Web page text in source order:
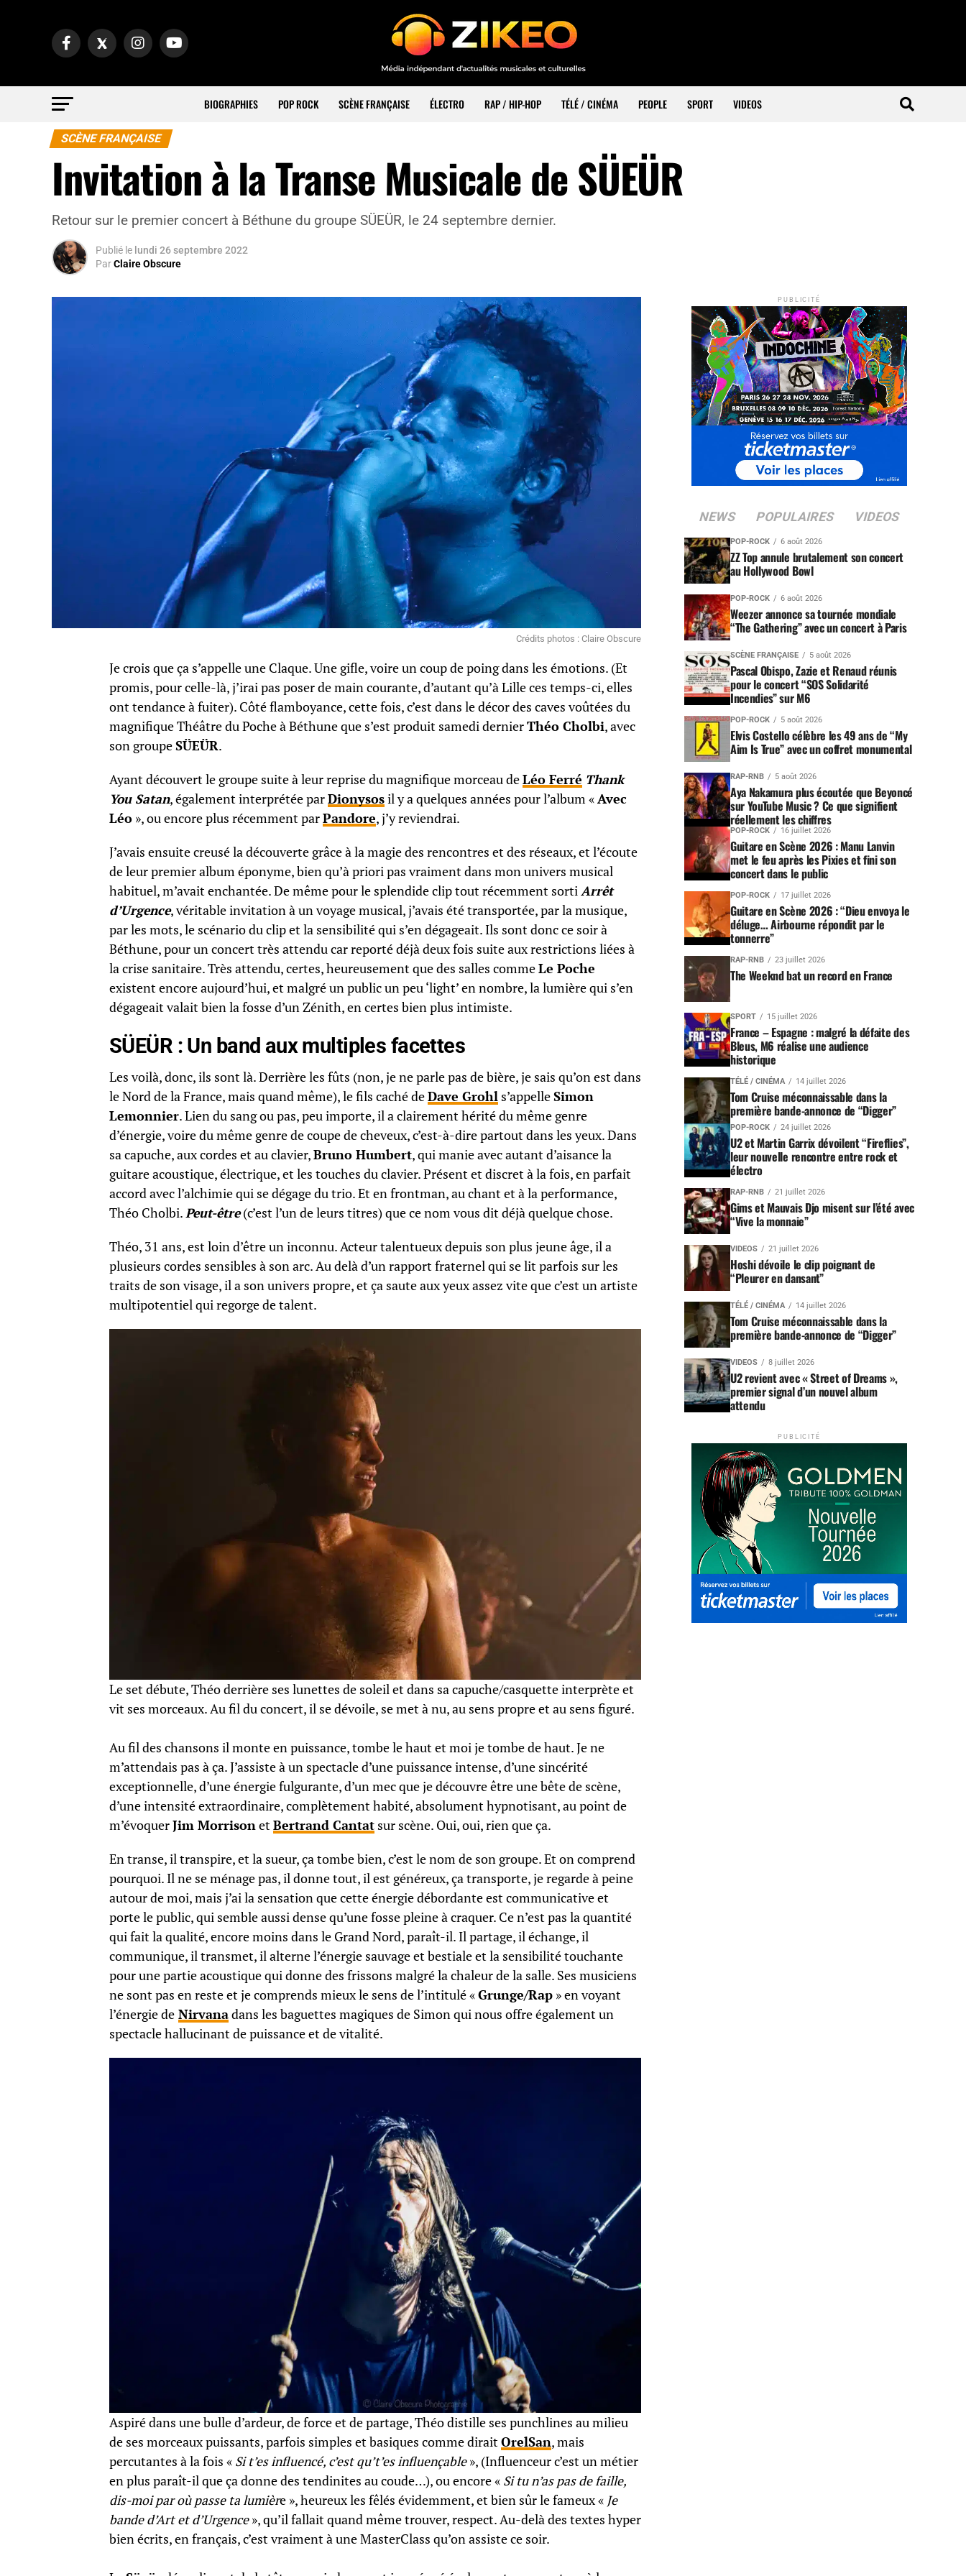
BIOGRAPHIES POP ROCK SCÈNE FRANÇAISE ÉLECTRO RAP / HIP-HOP TÉLÉ / CINÉMA PEOPLE SPORT VIDEOS
SCÈNE FRANÇAISE
Invitation à la Transe Musicale de SÜEÜR
Retour sur le premier concert à Béthune du groupe SÜEÜR, le 24 septembre dernier.
Publié le lundi 26 septembre 2022
ParClaire Obscure
Crédits photos : Claire Obscure
Je crois que ça s’appelle une Claque. Une gifle, voire un coup de poing dans les émotions. (Et
promis, pour celle-là, j’irai pas poser de main courante, d’autant qu’à Lille ces temps-ci, elles
ont tendance à fuiter). Côté flamboyance, cette fois, c’est dans le décor des caves voûtées du
magnifique Théâtre du Poche à Béthune que s’est produit samedi dernierThéo Cholbi, avec
son groupeSÜEÜR.
Ayant découvert le groupe suite à leur reprise du magnifique morceau deLéo Ferré Thank
You Satan, également interprétée parDionysosil y a quelques années pour l’album «Avec
Léo », ou encore plus récemment parPandore, j’y reviendrai.
J’avais ensuite creusé la découverte grâce à la magie des rencontres et des réseaux, et l’écoute
de leur premier album éponyme, bien qu’à priori pas vraiment dans mon univers musical
habituel, m’avait enchantée. De même pour le splendide clip tout récemment sortiArrêt
d’Urgence, véritable invitation à un voyage musical, j’avais été transportée, par la musique,
par les mots, le scénario du clip et la sensibilité qui s’en dégageait. Ils sont donc ce soir à
Béthune, pour un concert très attendu car reporté déjà deux fois suite aux restrictions liées à
la crise sanitaire. Très attendu, certes, heureusement que des salles commeLe Poche
existent encore aujourd’hui, et malgré un public un peu ‘light’ en nombre, la lumière qui s’en
dégageait valait bien la fosse d’un Zénith, en certes bien plus intimiste.
SÜEÜR : Un band aux multiples facettes
Les voilà, donc, ils sont là. Derrière les fûts (non, je ne parle pas de bière, je sais qu’on est dans
le Nord de la France, mais quand même), le fils caché deDave Grohl s’appelleSimon
Lemonnier. Lien du sang ou pas, peu importe, il a clairement hérité du même genre
d’énergie, voire du même genre de coupe de cheveux, c’est-à-dire partout dans les yeux. Dans
sa capuche, aux cordes et au clavier,Bruno Humbert, qui manie avec autant d’aisance la
guitare acoustique, électrique, et les touches du clavier. Présent et discret à la fois, en parfait
accord avec l’alchimie qui se dégage du trio. Et en frontman, au chant et à la performance,
Théo Cholbi.Peut-être(c’est l’un de leurs titres) que ce nom vous dit déjà quelque chose.
Théo, 31 ans, est loin d’être un inconnu. Acteur talentueux depuis son plus jeune âge, il a
plusieurs cordes sensibles à son arc. Au delà d’un rapport fraternel qui se lit parfois sur les
traits de son visage, il a son univers propre, et ça saute aux yeux assez vite que c’est un artiste
multipotentiel qui regorge de talent.
Le set débute, Théo derrière ses lunettes de soleil et dans sa capuche/casquette interprète et
vit ses morceaux. Au fil du concert, il se dévoile, se met à nu, au sens propre et au sens figuré.
Au fil des chansons il monte en puissance, tombe le haut et moi je tombe de haut. Je ne
m’attendais pas à ça. J’assiste à un spectacle d’une puissance intense, d’une sincérité
exceptionnelle, d’une énergie fulgurante, d’un mec que je découvre être une bête de scène,
d’une intensité extraordinaire, complètement habité, absolument hypnotisant, au point de
m’évoquerJim MorrisonetBertrand Cantat sur scène. Oui, oui, rien que ça.
En transe, il transpire, et la sueur, ça tombe bien, c’est le nom de son groupe. Et on comprend
pourquoi. Il ne se ménage pas, il donne tout, il est généreux, ça transporte, je regarde à peine
autour de moi, mais j’ai la sensation que cette énergie débordante est communicative et
porte le public, qui semble aussi dense qu’une fosse pleine à craquer. Ce n’est pas la quantité
qui fait la qualité, encore moins dans le Grand Nord, paraît-il. Il partage, il échange, il
communique, il transmet, il alterne l’énergie sauvage et bestiale et la sensibilité touchante
pour une partie acoustique qui donne des frissons malgré la chaleur de la salle. Ses musiciens
ne sont pas en reste et je comprends mieux le sens de l’intitulé «Grunge/Rap » en voyant
l’énergie de Nirvanadans les baguettes magiques de Simon qui nous offre également un
spectacle hallucinant de puissance et de vitalité.
Aspiré dans une bulle d’ardeur, de force et de partage, Théo distille ses punchlines au milieu
de ses morceaux puissants, parfois simples et basiques comme dirait OrelSan, mais
percutantes à la fois « Si t’es influencé, c’est qu’t’es influençable», (Influenceur c’est un métier
en plus paraît-il que ça donne des tendinites au coude…), ou encore « Si tu n’as pas de faille,
dis-moi par où passe ta lumière », heureux les fêlés évidemment, et bien sûr le fameux « Je
bande d’Art et d’Urgence», qu’il fallait quand même trouver, respect. Au-delà des textes hyper
bien écrits, en français, c’est vraiment à une MasterClass qu’on assiste ce soir.
PUBLICITÉ
NEWS POPULAIRES VIDEOS
POP-ROCK 6 août 2026
ZZ Top annule brutalement son concert
au Hollywood Bowl
POP-ROCK 6 août 2026
Weezer annonce sa tournée mondiale
“The Gathering” avec un concert à Paris
SCÈNE FRANÇAISE 5 août 2026
Pascal Obispo, Zazie et Renaud réunis
pour le concert “SOS Solidarité
Incendies” sur M6
POP-ROCK 5 août 2026
Elvis Costello célèbre les 49 ans de “My
Aim Is True” avec un coffret monumental
RAP-RNB 5 août 2026
Aya Nakamura plus écoutée que Beyoncé
sur YouTube Music ? Ce que signifient
réellement les chiffres
POP-ROCK 16 juillet 2026
Guitare en Scène 2026 : Manu Lanvin
met le feu après les Pixies et fini son
concert dans le public
POP-ROCK 17 juillet 2026
Guitare en Scène 2026 : “Dieu envoya le
déluge… Airbourne répondit par le
tonnerre”
RAP-RNB 23 juillet 2026
The Weeknd bat un record en France
SPORT 15 juillet 2026
France – Espagne : malgré la défaite des
Bleus, M6 réalise une audience
historique
TÉLÉ / CINÉMA 14 juillet 2026
Tom Cruise méconnaissable dans la
première bande-annonce de “Digger”
POP-ROCK 24 juillet 2026
U2 et Martin Garrix dévoilent “Fireflies”,
leur nouvelle rencontre entre rock et
électro
RAP-RNB 21 juillet 2026
Gims et Mauvais Djo misent sur l’été avec
“Vive la monnaie”
VIDEOS 21 juillet 2026
Hoshi dévoile le clip poignant de
“Pleurer en dansant”
TÉLÉ / CINÉMA 14 juillet 2026
Tom Cruise méconnaissable dans la
première bande-annonce de “Digger”
VIDEOS 8 juillet 2026
U2 revient avec « Street of Dreams »,
premier signal d’un nouvel album
attendu
PUBLICITÉ